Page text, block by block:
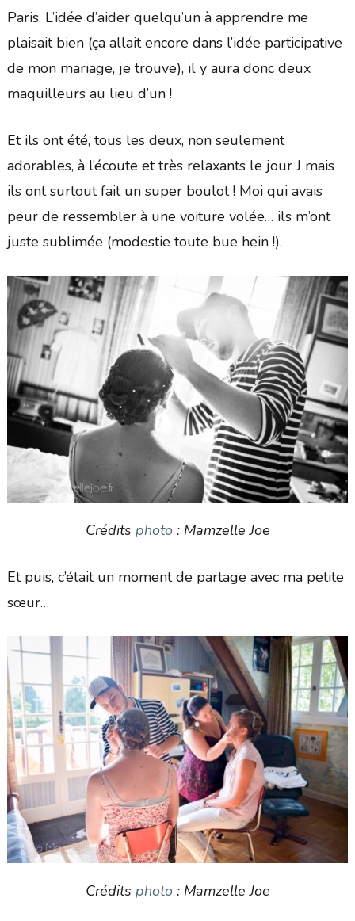
Paris. L’idée d’aider quelqu’un à apprendre me
plaisait bien (ça allait encore dans l’idée participative
de mon mariage, je trouve), il y aura donc deux
maquilleurs au lieu d’un !
Et ils ont été, tous les deux, non seulement
adorables, à l’écoute et très relaxants le jour J mais
ils ont surtout fait un super boulot ! Moi qui avais
peur de ressembler à une voiture volée… ils m’ont
juste sublimée (modestie toute bue hein !).
Crédits photo: Mamzelle Joe
Et puis, c’était un moment de partage avec ma petite
sœur…
Crédits photo: Mamzelle Joe